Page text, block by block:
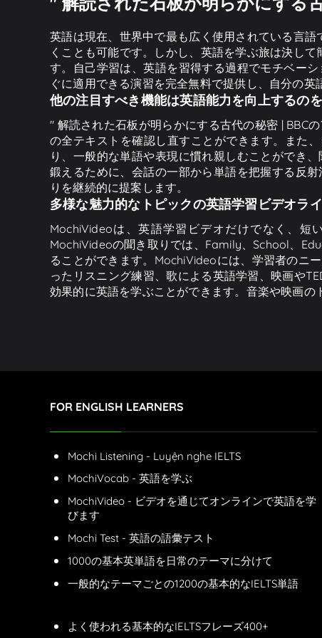
英語は現在、世界中で最も広く使用されている言
くことも可能です。しかし、英語を学ぶ旅は決し
す。自己学習は、英語を習得する過程でモチベー
ぐに適用できる演習を完全無料で提供し、自分の英
他の注目すべき機能は英語能力を向上するの
" 解読された石板が明らかにする古代の秘密 | BBC
の全テキストを確認し直すことができます。また
り、一般的な単語や表現に慣れ親しむことができ
鍛えるために、会話の一部から単語を把握する反
りを継続的に提案します。
多様な魅力的なトピックの英語学習ビデオラ
MochiVideoは、英語学習ビデオだけでなく、短
MochiVideoの聞き取りでは、Family、School、
ることができます。MochiVideoには、学習者のニ
ったリスニング練習、歌による英語学習、映画や
効果的に英語を学ぶことができます。音楽や映画の
FOR ENGLISH LEARNERS
Mochi Listening - Luyện nghe IELTS
MochiVocab - 英語を学ぶ
MochiVideo - ビデオを通じてオンラインで英語を学
びます
Mochi Test - 英語の語彙テスト
1000の基本英単語を日常のテーマに分けて
一般的なテーマごとの1200の基本的なIELTS単語
よく使われる基本的なIELTSフレーズ400+